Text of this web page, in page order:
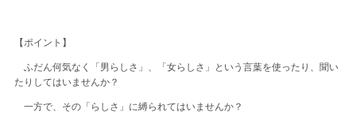
【ポイント】
ふだん何気なく「男らしさ」、「女らしさ」という言葉を使ったり、聞い
たりしてはいませんか？
一方で、その「らしさ」に縛られてはいませんか？